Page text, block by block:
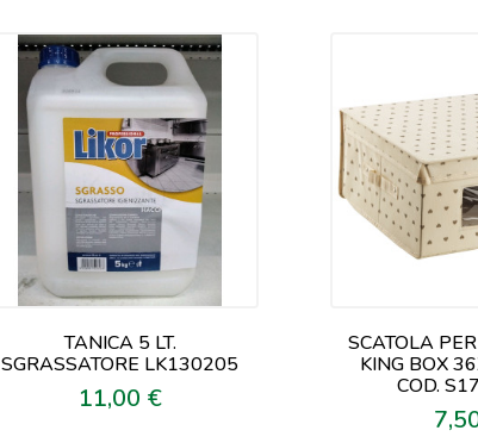
TANICA 5 LT.
SGRASSATORE LK130205
Prezzo
11,00 €
SCATOLA
KING BOX
COD.